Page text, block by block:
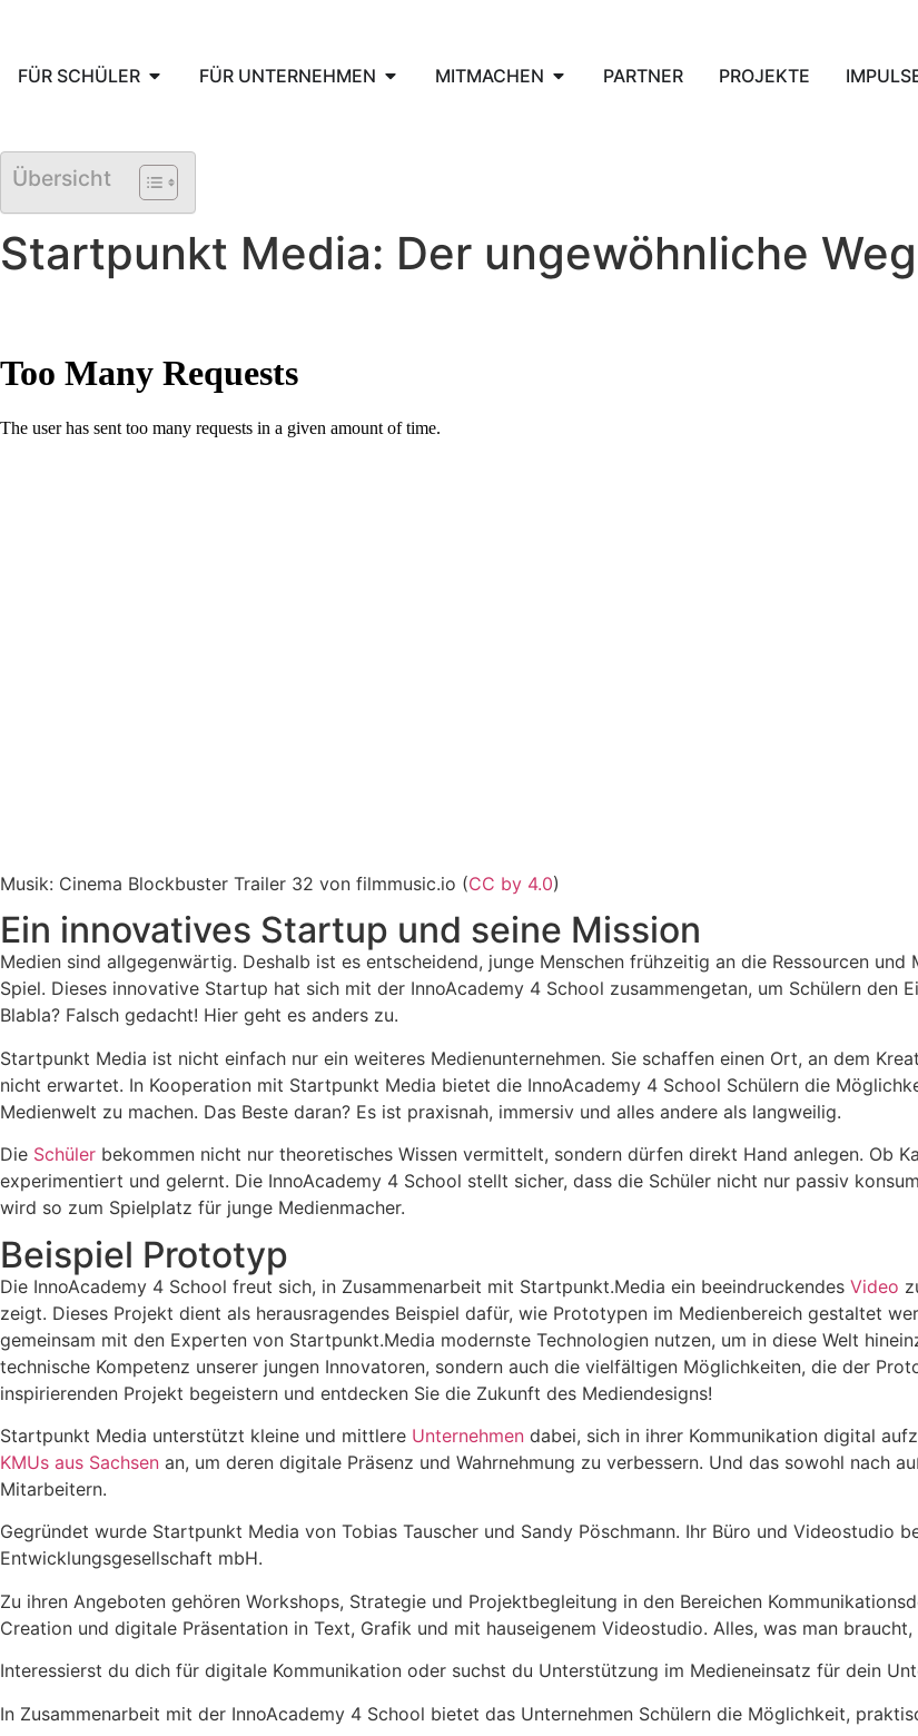
FÜR SCHÜLER FÜR UNTERNEHMEN MITMACHEN PARTNER PROJEKTE
Übersicht
Startpunkt Media: Der ungewöhnliche
Musik: Cinema Blockbuster Trailer 32 von filmmusic.io (CC by 4.0)
Ein innovatives Startup und seine Mission
Medien sind allgegenwärtig. Deshalb ist es entscheidend, junge Menschen frühzeitig an die Ressourcen
Spiel. Dieses innovative Startup hat sich mit der InnoAcademy 4 School zusammengetan, um Schülern
Blabla? Falsch gedacht! Hier geht es anders zu.
Startpunkt Media ist nicht einfach nur ein weiteres Medienunternehmen. Sie schaffen einen Ort, an dem
nicht erwartet. In Kooperation mit Startpunkt Media bietet die InnoAcademy 4 School Schülern die
Medienwelt zu machen. Das Beste daran? Es ist praxisnah, immersiv und alles andere als langweilig.
Die Schüler bekommen nicht nur theoretisches Wissen vermittelt, sondern dürfen direkt Hand anlegen. Ob
experimentiert und gelernt. Die InnoAcademy 4 School stellt sicher, dass die Schüler nicht nur passiv
wird so zum Spielplatz für junge Medienmacher.
Beispiel Prototyp
Die InnoAcademy 4 School freut sich, in Zusammenarbeit mit Startpunkt.Media ein beeindruckendes Video
zeigt. Dieses Projekt dient als herausragendes Beispiel dafür, wie Prototypen im Medienbereich gestaltet
gemeinsam mit den Experten von Startpunkt.Media modernste Technologien nutzen, um in diese Welt
technische Kompetenz unserer jungen Innovatoren, sondern auch die vielfältigen Möglichkeiten, die der
inspirierenden Projekt begeistern und entdecken Sie die Zukunft des Mediendesigns!
Startpunkt Media unterstützt kleine und mittlere Unternehmen dabei, sich in ihrer Kommunikation digital
KMUs aus Sachsen an, um deren digitale Präsenz und Wahrnehmung zu verbessern. Und das sowohl nach
Mitarbeitern.
Gegründet wurde Startpunkt Media von Tobias Tauscher und Sandy Pöschmann. Ihr Büro und Videostudio
Entwicklungsgesellschaft mbH.
Zu ihren Angeboten gehören Workshops, Strategie und Projektbegleitung in den Bereichen
Creation und digitale Präsentation in Text, Grafik und mit hauseigenem Videostudio. Alles, was man
Interessierst du dich für digitale Kommunikation oder suchst du Unterstützung im Medieneinsatz für dein
In Zusammenarbeit mit der InnoAcademy 4 School bietet das Unternehmen Schülern die Möglichkeit,